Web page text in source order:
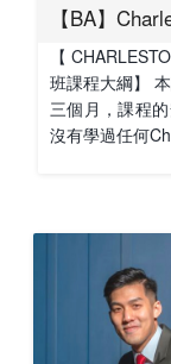
【BA】
【
班課程大綱】
三個月，課程
沒有學過任何